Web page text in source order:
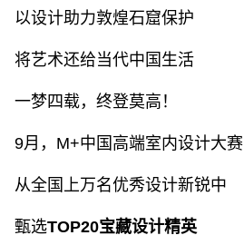
以设计助力敦煌石窟保护
将艺术还给当代中国生活
一梦四载，终登莫高！
9月，M+中国高端室内设计大赛
从全国上万名优秀设计新锐中
甄选TOP20宝藏设计精英